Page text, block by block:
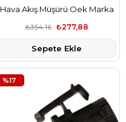
Hava Akış Müşürü Oek Marka
A6511530028
₺277,88
₺354,16
Sepete Ekle
%17